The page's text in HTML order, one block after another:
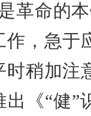
革命的
，急于
稍加注
《“健”